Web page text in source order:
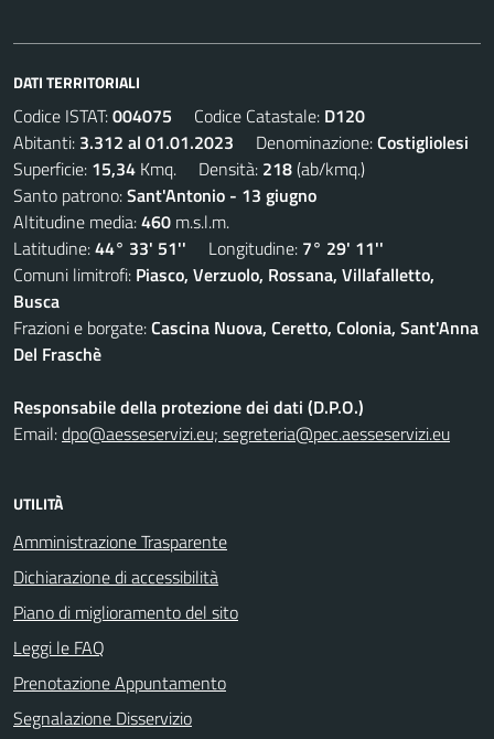
DATI TERRITORIALI
Codice ISTAT:004075 Codice Catastale: D120
Abitanti: 3.312 al 01.01.2023 Denominazione:Costigliolesi
Superficie: 15,34 Kmq. Densità: 218(ab/kmq.)
Santo patrono:Sant'Antonio - 13 giugno
Altitudine media:460 m.s.l.m.
Latitudine:44° 33' 51'' Longitudine: 7° 29' 11''
Comuni limitrofi: Piasco, Verzuolo, Rossana, Villafalletto,
Busca
Frazioni e borgate:Cascina Nuova, Ceretto, Colonia, Sant'Anna
Del Fraschè
Responsabile della protezione dei dati (D.P.O.)
Email:dpo@aesseservizi.eu; segreteria@pec.aesseservizi.eu
UTILITÀ
Amministrazione Trasparente
Dichiarazione di accessibilità
Piano di miglioramento del sito
Leggi le FAQ
Prenotazione Appuntamento
Segnalazione Disservizio